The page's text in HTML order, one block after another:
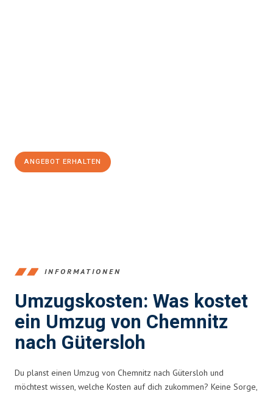
ANGEBOT ERHALTEN
INFORMATIONEN
Umzugskosten: Was kostet
ein Umzug von Chemnitz
nach Gütersloh
Du planst einen Umzug von Chemnitz nach Gütersloh und
möchtest wissen, welche Kosten auf dich zukommen? Keine Sorge,